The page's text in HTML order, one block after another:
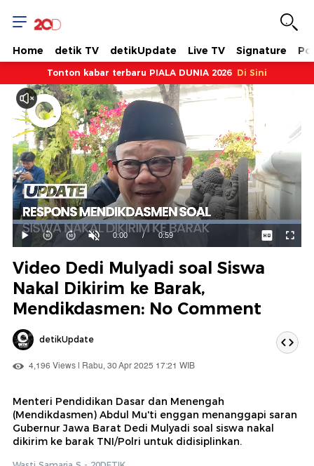
Home detik TV detikUpdate Live TV Signature
Tonton kabar terbaru PIALA DUNIA 2026 Di Sini
Mainkan
Suara
Hidup
Waktu
0:00 / Durasi
0:59
Dimuat:
100.00%
Video Dedi Mulyadi soal Siswa
Nakal Dikirim ke Barak,
Mendikdasmen: No Comment
detikUpdate
4,196 Views | Rabu, 30 Apr 2025 17:21 WIB
Menteri Pendidikan Dasar dan Menengah
(Mendikdasmen) Abdul Mu'ti enggan menanggapi saran
Gubernur Jawa Barat Dedi Mulyadi soal siswa nakal
dikirim ke barak TNI/Polri untuk didisiplinkan.